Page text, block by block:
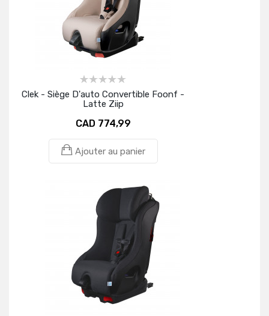
Clek - Siège D'auto Convertible Foonf -
Latte Ziip
CAD 774,99
Ajouter au panier